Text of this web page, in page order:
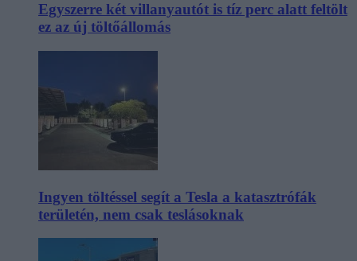
Egyszerre két villanyautót is tíz perc alatt feltölt
ez az új töltőállomás
Ingyen töltéssel segít a Tesla a katasztrófák
területén, nem csak teslásoknak